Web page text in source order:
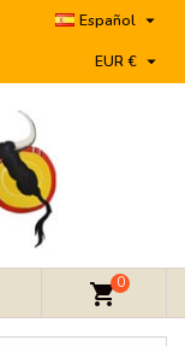
Español 
EUR € 
shopping_cart0